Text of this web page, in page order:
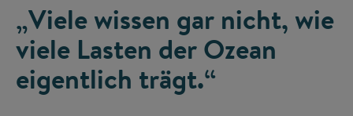
„Viele wissen gar nicht, wie
viele Lasten der Ozean
eigentlich trägt.“